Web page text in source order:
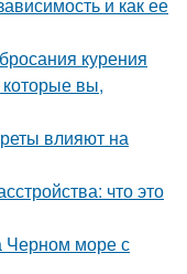
и как ее
курения
вы,
влияют на
что это
Черном море с